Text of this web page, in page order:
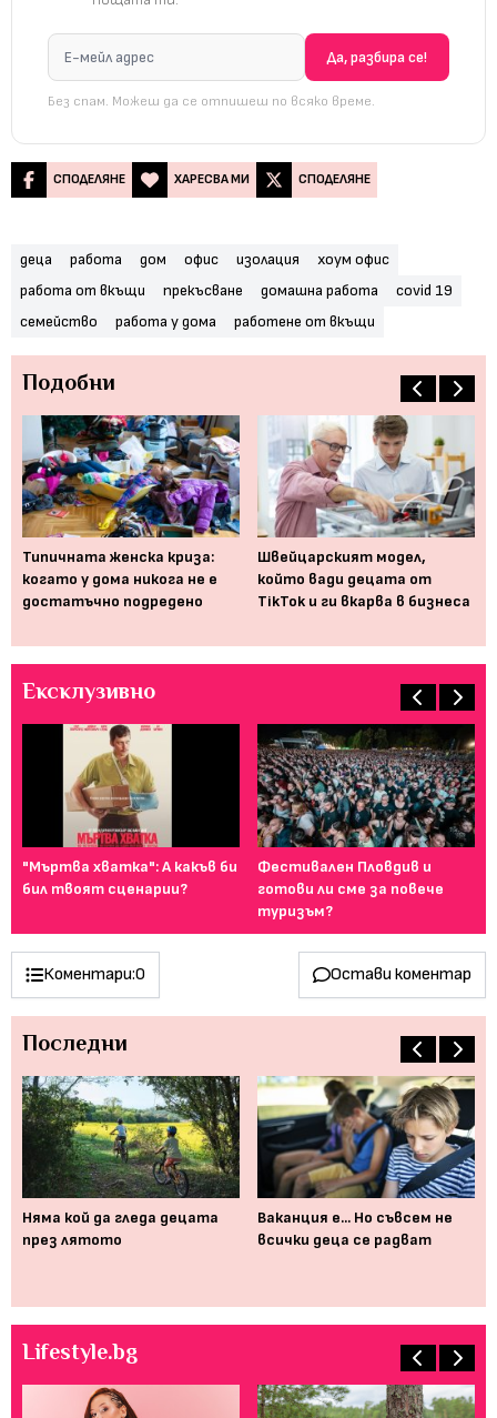
Без спам. Можеш да се отпишеш по всяко време.
СПОДЕЛЯНЕ ХАРЕСВА МИ СПОДЕЛЯНЕ
деца работа дом офис изолация
хоум офис
работа от вкъщи
прекъсване домашна работа
covid 19
семейство
работа у дома работене от вкъщи
Подобни
Типичната женска криза:
когато у дома никога не е
достатъчно подредено
Швейцарският модел,
който вади децата от
TikTok и ги вкарва в бизнеса
Ексклузивно
"Мъртва хватка": А какъв би
бил твоят сценарии?
Фестивален Пловдив и
готови ли сме за повече
туризъм?
Коментари:0 Остави коментар
Последни
Няма кой да гледа децата
през лятото
Ваканция е... Но съвсем не
всички деца се радват
Lifestyle.bg